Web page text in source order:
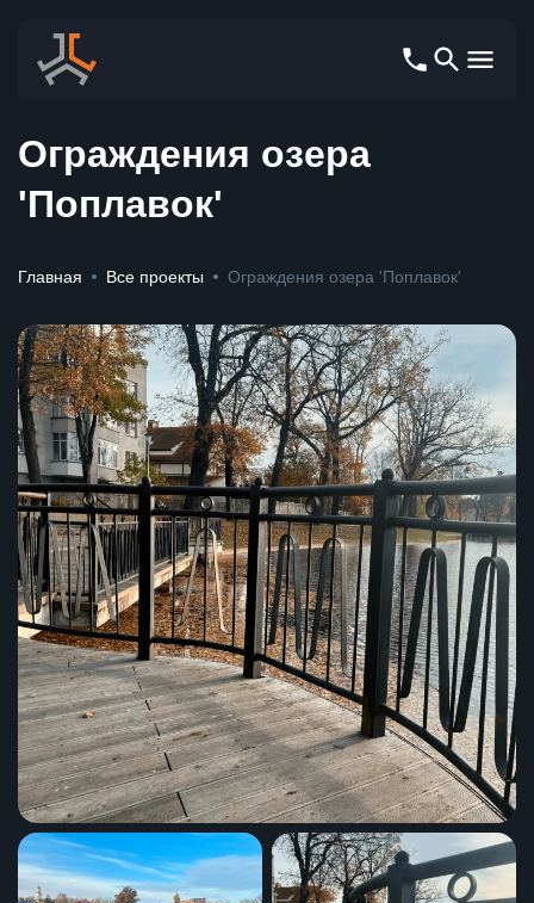
Ограждения озера
'Поплавок'
Главная Все проекты Ограждения озера 'Поплавок'